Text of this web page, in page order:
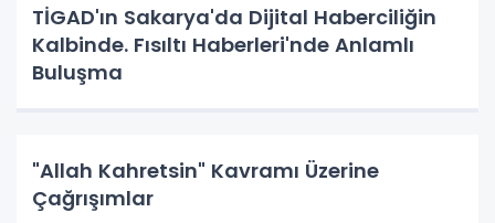
TİGAD'ın Sakarya'da Dijital Haberciliğin
Kalbinde. Fısıltı Haberleri'nde Anlamlı
Buluşma
"Allah Kahretsin" Kavramı Üzerine
Çağrışımlar